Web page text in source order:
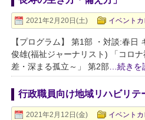
2021年2月20日(土) イベント
【プログラム】 第1部 ・対談:春日
俊雄(福祉ジャーナリスト) 「コロ
差・深まる孤立～」 第2部 …続きを
行政職員向け地域リハビリテ
2021年2月12日(金) イベント